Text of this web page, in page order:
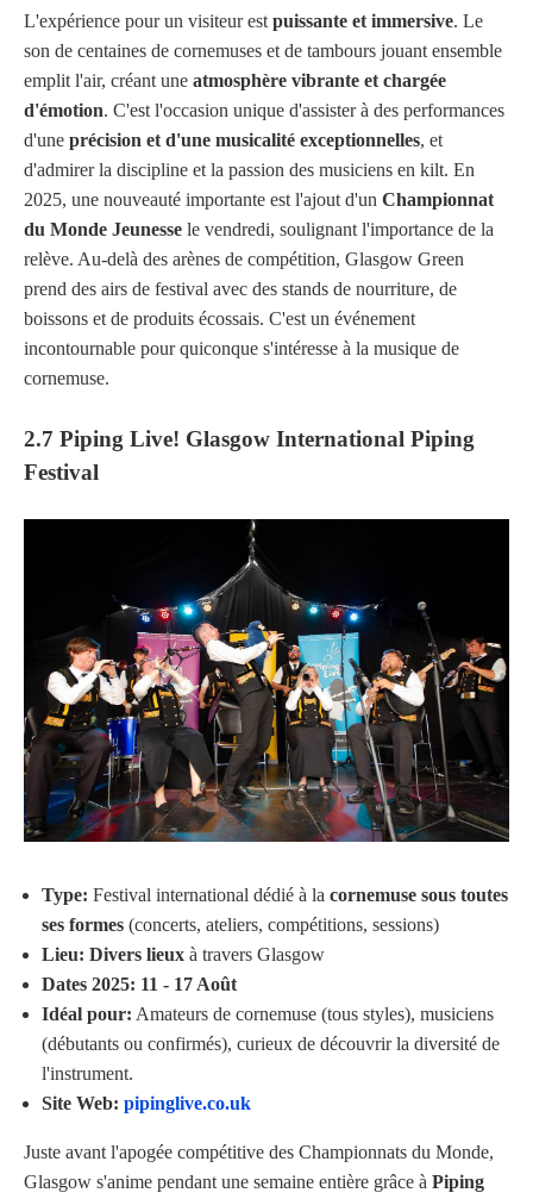
L'expérience pour un visiteur est puissante et immersive. Le
son de centaines de cornemuses et de tambours jouant ensemble
emplit l'air, créant une atmosphère vibrante et chargée
d'émotion. C'est l'occasion unique d'assister à des performances
d'une précision et d'une musicalité exceptionnelles, et
d'admirer la discipline et la passion des musiciens en kilt. En
2025, une nouveauté importante est l'ajout d'un Championnat
du Monde Jeunesse le vendredi, soulignant l'importance de la
relève. Au-delà des arènes de compétition, Glasgow Green
prend des airs de festival avec des stands de nourriture, de
boissons et de produits écossais. C'est un événement
incontournable pour quiconque s'intéresse à la musique de
cornemuse.
2.7 Piping Live! Glasgow International Piping
Festival
Type: Festival international dédié à la cornemuse sous toutes
ses formes (concerts, ateliers, compétitions, sessions)
Lieu: Divers lieux à travers Glasgow
Dates 2025: 11 - 17 Août
Idéal pour: Amateurs de cornemuse (tous styles), musiciens
(débutants ou confirmés), curieux de découvrir la diversité de
l'instrument.
Site Web: pipinglive.co.uk
Juste avant l'apogée compétitive des Championnats du Monde,
Glasgow s'anime pendant une semaine entière grâce à Piping